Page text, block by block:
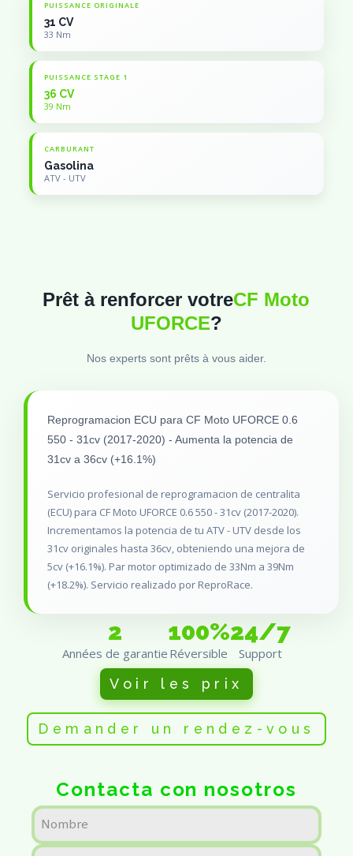
PUISSANCE ORIGINALE
31 CV
33 Nm
PUISSANCE STAGE 1
36 CV
39 Nm
CARBURANT
Gasolina
ATV - UTV
Prêt à renforcer votreCF Moto
UFORCE?
Nos experts sont prêts à vous aider.
Reprogramacion ECU para CF Moto UFORCE 0.6
550 - 31cv (2017-2020) - Aumenta la potencia de
31cv a 36cv (+16.1%)
Servicio profesional de reprogramacion de centralita
(ECU) para CF Moto UFORCE 0.6 550 - 31cv (2017-2020).
Incrementamos la potencia de tu ATV - UTV desde los
31cv originales hasta 36cv, obteniendo una mejora de
5cv (+16.1%). Par motor optimizado de 33Nm a 39Nm
(+18.2%). Servicio realizado por ReproRace.
2
Années de garantie
100%
Réversible
24/7
Support
Voir les prix
Demander un rendez-vous
Contacta con nosotros